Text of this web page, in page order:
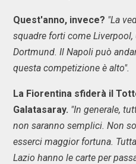
Quest'anno, invece? "La
squadre forti come
Dortmund. Il Napoli può
questa competizione è alto".
La Fiorentina sfiderà il
Galatasaray. "In generale,
non saranno semplici. Non
esserci maggior fortuna.
Lazio hanno le carte per